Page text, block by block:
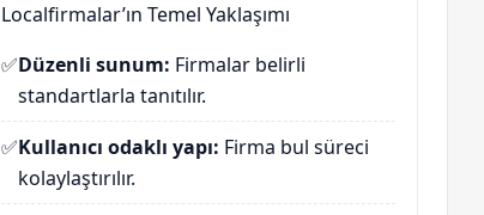
Localfirmalar’ın Temel Yaklaşımı
✅Düzenli sunum: Firmalar belirli
standartlarla tanıtılır.
✅Kullanıcı odaklı yapı: Firma bul süreci
kolaylaştırılır.